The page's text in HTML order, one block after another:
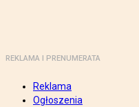
REKLAMA I PRENUMERATA
Reklama
Ogłoszenia